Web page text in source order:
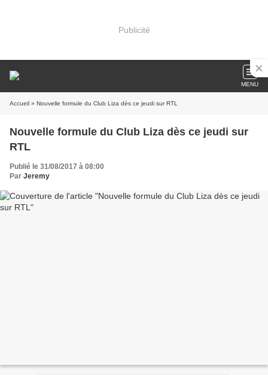
Publicité
MENU
Accueil » Nouvelle formule du Club Liza dès ce jeudi sur RTL
Nouvelle formule du Club Liza dès ce jeudi sur
RTL
Publié le 31/08/2017 à 08:00
Par Jeremy